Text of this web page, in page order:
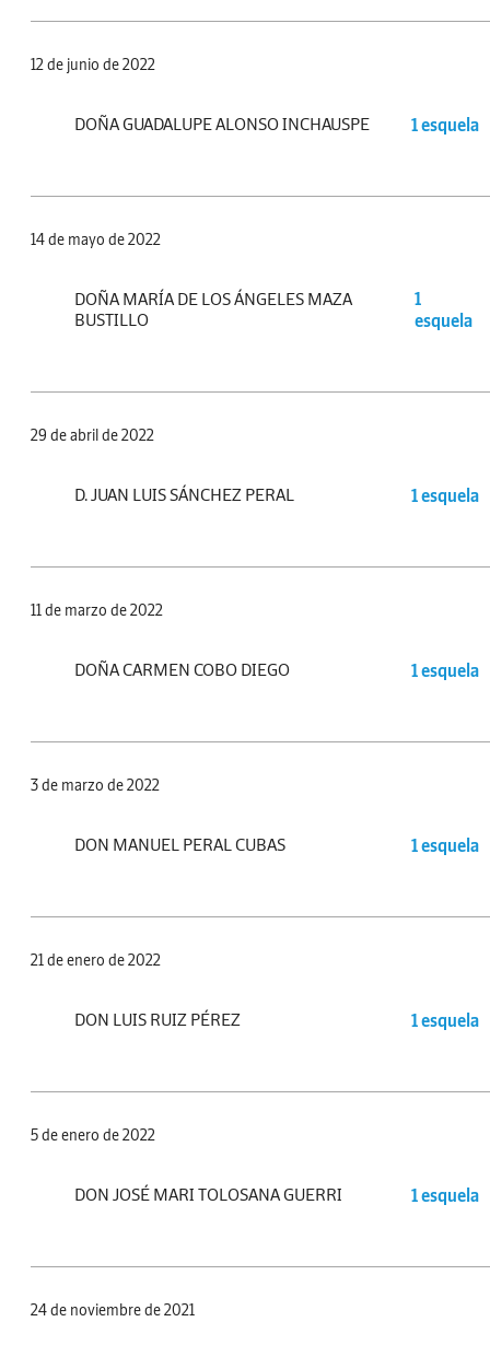
12 de junio de 2022
DOÑA GUADALUPE ALONSO INCHAUSPE 1 esquela
14 de mayo de 2022
DOÑA MARÍA DE LOS ÁNGELES MAZA
BUSTILLO
1
esquela
29 de abril de 2022
D. JUAN LUIS SÁNCHEZ PERAL 1 esquela
11 de marzo de 2022
DOÑA CARMEN COBO DIEGO 1 esquela
3 de marzo de 2022
DON MANUEL PERAL CUBAS 1 esquela
21 de enero de 2022
DON LUIS RUIZ PÉREZ 1 esquela
5 de enero de 2022
DON JOSÉ MARI TOLOSANA GUERRI 1 esquela
24 de noviembre de 2021